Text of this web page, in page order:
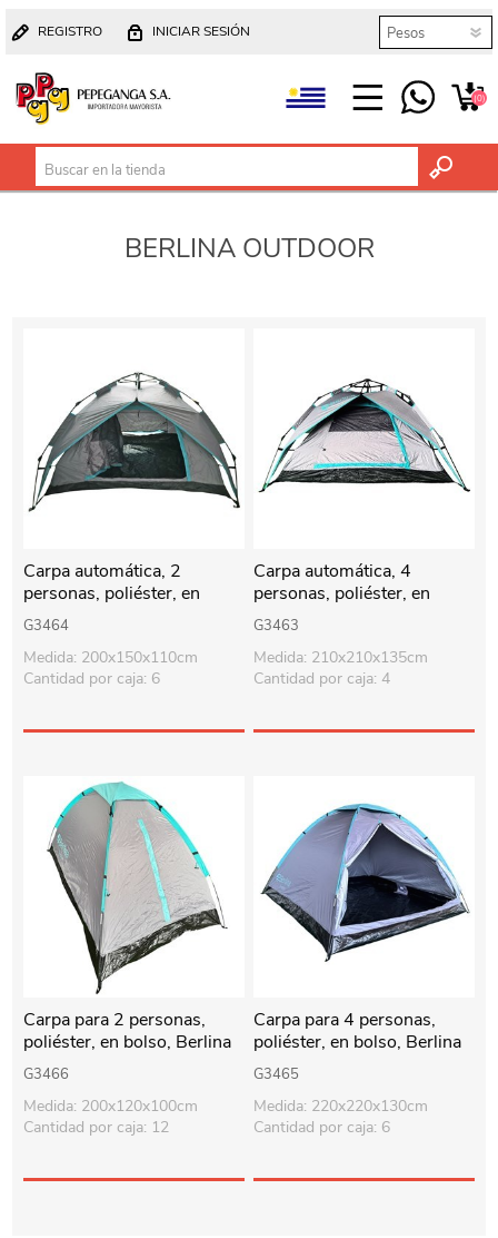
REGISTRO INICIAR SESIÓN
(0)
BERLINA OUTDOOR
Carpa automática, 2
personas, poliéster, en
sobre, Berlina Outdoor
G3464
Medida: 200x150x110cm
Cantidad por caja: 6
Carpa automática, 4
personas, poliéster, en
sobre, Berlina Outdoor
G3463
Medida: 210x210x135cm
Cantidad por caja: 4
Carpa para 2 personas,
poliéster, en bolso, Berlina
Outdoor
G3466
Medida: 200x120x100cm
Cantidad por caja: 12
Carpa para 4 personas,
poliéster, en bolso, Berlina
Outdoor
G3465
Medida: 220x220x130cm
Cantidad por caja: 6